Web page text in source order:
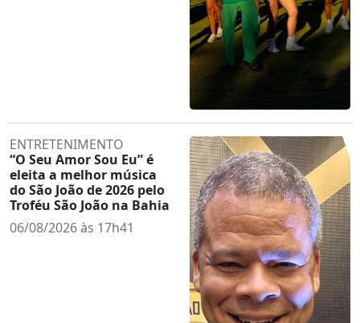
ENTRETENIMENTO
“O Seu Amor Sou Eu” é
eleita a melhor música
do São João de 2026 pelo
Troféu São João na Bahia
06/08/2026 às 17h41